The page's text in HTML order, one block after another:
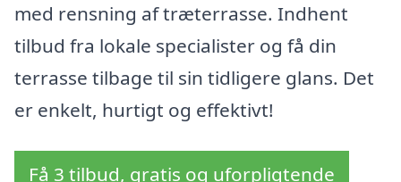
med rensning af træterrasse. Indhent
tilbud fra lokale specialister og få din
terrasse tilbage til sin tidligere glans. Det
er enkelt, hurtigt og effektivt!
Få 3 tilbud, gratis og uforpligtende